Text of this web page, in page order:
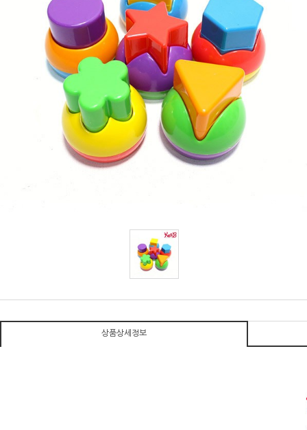
상품상세정보